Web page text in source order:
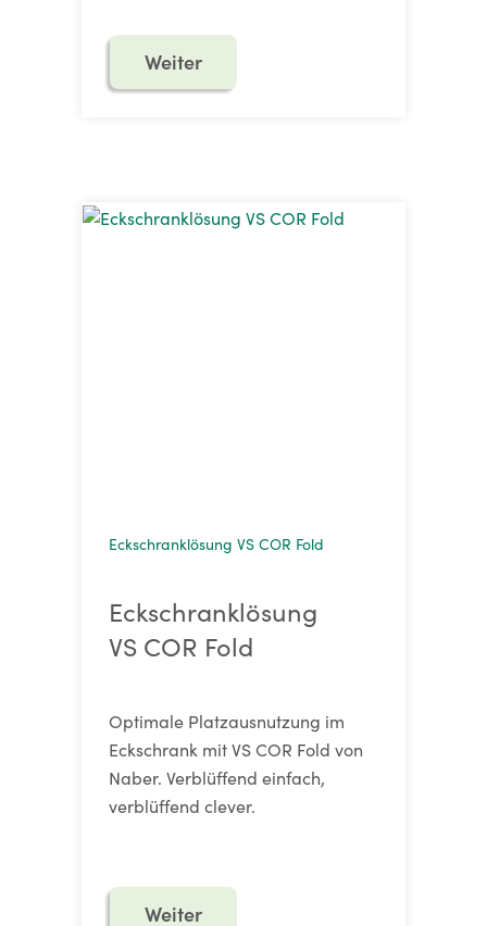
Weiter
Eckschranklösung VS COR Fold
Eckschranklösung
VS COR Fold
Optimale Platzausnutzung im
Eckschrank mit VS COR Fold von
Naber. Verblüffend einfach,
verblüffend clever.
Weiter